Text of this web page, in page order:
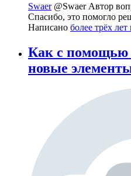
Swaer @Swaer Автор
Спасибо, это помогло
Написано более трёх лет
Как с помощью
новые